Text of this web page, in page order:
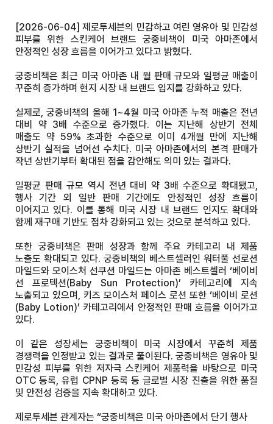
[2026-06-04] 제로투세븐의 민감하고 여린 영유아 및 민감성
피부를 위한 스킨케어 브랜드 궁중비책이 미국 아마존에서
안정적인 성장 흐름을 이어가고 있다고 밝혔다.
궁중비책은 최근 미국 아마존 내 월 판매 규모와 일평균 매출이
꾸준히 증가하며 현지 시장 내 브랜드 입지를 강화하고 있다.
실제로, 궁중비책의 올해 1~4월 미국 아마존 누적 매출은 전년
대비 약 3배 수준으로 증가했다. 이는 지난해 상반기 전체
매출도 약 59% 초과한 수준으로 이미 4개월 만에 지난해
상반기 실적을 넘어선 수치다. 미국 아마존에서의 본격 판매가
작년 상반기부터 확대된 점을 감안해도 의미 있는 결과다.
일평균 판매 규모 역시 전년 대비 약 3배 수준으로 확대됐고,
행사 기간 외 일반 판매 기간에도 안정적인 성장 흐름이
이어지고 있다. 이를 통해 미국 시장 내 브랜드 인지도 확대와
함께 재구매 기반도 점차 강화되고 있는 것으로 분석하고 있다.
또한 궁중비책은 판매 성장과 함께 주요 카테고리 내 제품
노출도 확대되고 있다. 궁중비책의 베스트셀러인 워터풀 선로션
마일드와 모이스처 선쿠션 마일드는 아마존 베스트셀러 ‘베이비
선 프로텍션(Baby Sun Protection)’ 카테고리에 지속
노출되고 있으며, 키즈 모이스처 페이스 로션 또한 ‘베이비 로션
(Baby Lotion)’ 카테고리에서 안정적인 판매 흐름을 이어가고
있다.
이 같은 성장세는 궁중비책이 미국 시장에서 꾸준히 제품
경쟁력을 인정받고 있는 결과로 풀이된다. 궁중비책은 영유아 및
민감성 피부를 위한 저자극 스킨케어 제품력을 바탕으로 미국
OTC 등록, 유럽 CPNP 등록 등 글로벌 시장 진출을 위한 품질
및 안전성 검증을 지속 확대하고 있다.
제로투세븐 관계자는 “궁중비책은 미국 아마존에서 단기 행사